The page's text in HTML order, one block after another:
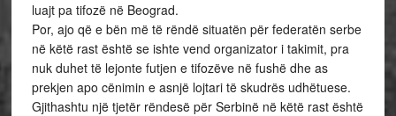
luajt pa tifozë në Beograd.
Por, ajo që e bën më të rëndë situatën për federatën serbe
në këtë rast është se ishte vend organizator i takimit, pra
nuk duhet të lejonte futjen e tifozëve në fushë dhe as
prekjen apo cënimin e asnjë lojtari të skudrës udhëtuese.
Gjithashtu një tjetër rëndesë për Serbinë në këtë rast është